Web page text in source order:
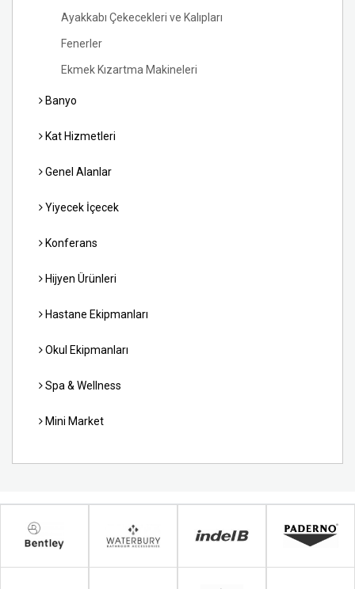
Ayakkabı Çekecekleri ve Kalıpları
Fenerler
Ekmek Kızartma Makineleri
Banyo
Kat Hizmetleri
Genel Alanlar
Yiyecek İçecek
Konferans
Hijyen Ürünleri
Hastane Ekipmanları
Okul Ekipmanları
Spa & Wellness
Mini Market